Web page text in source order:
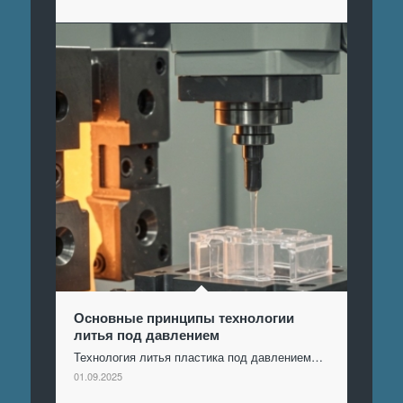
Основные принципы технологии
литья под давлением
Технология литья пластика под давлением…
01.09.2025